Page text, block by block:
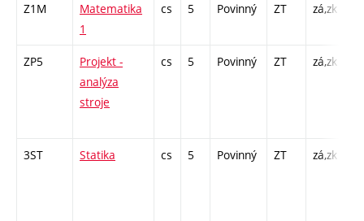
Z1M
Matematika
1
cs 5 Povinný ZT zá,zk
ZP5
Projekt -
analýza
stroje
cs 5 Povinný ZT zá,zk
3ST Statika cs 5 Povinný ZT zá,zk